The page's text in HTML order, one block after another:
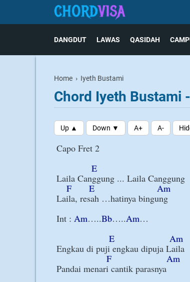
DANGDUT LAWAS QASIDAH
Home › Iyeth Bustami
Chord Iyeth Bustami
Capo Fret 2
E
Laila Canggung ... Laila Canggung
F
E
Am
Laila, resah …hatinya bingung
Int : Am…..Bb…..Am…
E
Am
Engkau di puji engkau dipuja Laila
F
Am
Pandai menari cantik parasnya